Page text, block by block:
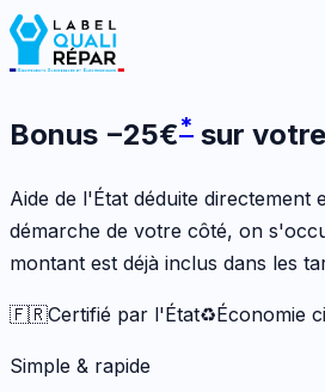
Bonus −25€* sur votre
Aide de l'État déduite directement
démarche de votre côté, on
montant est déjà inclus dans les
🇫🇷Certifié par l'État♻️Économie
Simple & rapide